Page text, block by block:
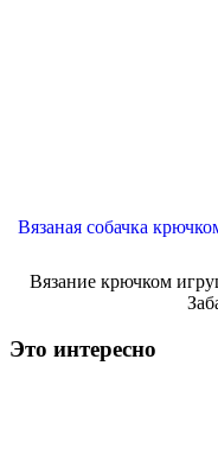
Вязаная собачка
Вязание крючком
Это интересно